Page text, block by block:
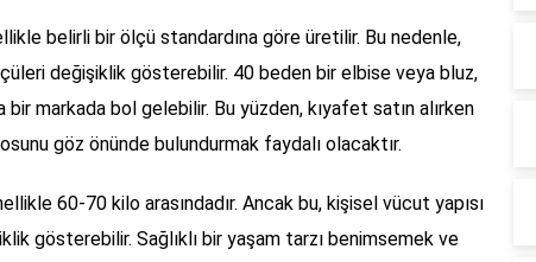
belirli bir ölçü standardına göre üretilir. Bu nedenle,
değişiklik gösterebilir. 40 beden bir elbise veya bluz,
markada bol gelebilir. Bu yüzden, kıyafet satın alırken
göz önünde bulundurmak faydalı olacaktır.
60-70 kilo arasındadır. Ancak bu, kişisel vücut yapısı
gösterebilir. Sağlıklı bir yaşam tarzı benimsemek ve